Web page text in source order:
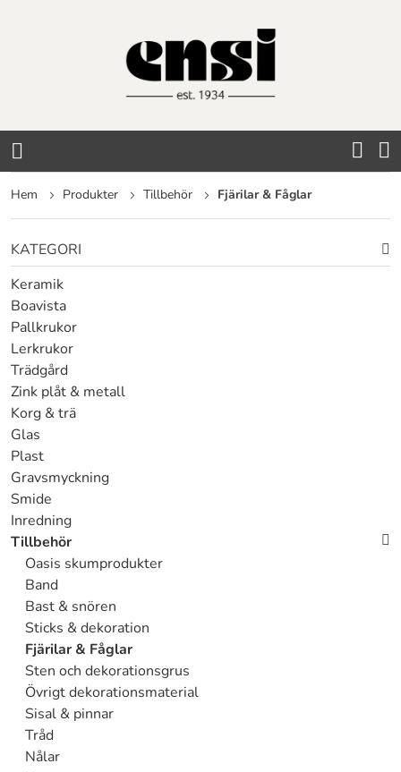
Hem Produkter Tillbehör Fjärilar & Fåglar
KATEGORI
Keramik
Boavista
Pallkrukor
Lerkrukor
Trädgård
Zink plåt & metall
Korg & trä
Glas
Plast
Gravsmyckning
Smide
Inredning
Tillbehör
Oasis skumprodukter
Band
Bast & snören
Sticks & dekoration
Fjärilar & Fåglar
Sten och dekorationsgrus
Övrigt dekorationsmaterial
Sisal & pinnar
Tråd
Nålar